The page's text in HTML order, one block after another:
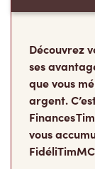
Découvrez
ses
que vous
argent.
Finances
vous